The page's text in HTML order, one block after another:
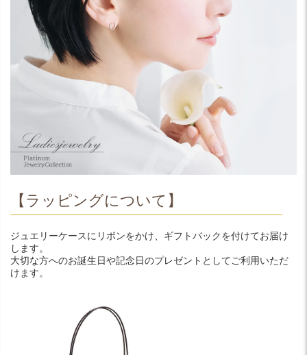
【ラッピングについて】
ジュエリーケースにリボンをかけ、ギフトバックを付けてお届け
します。
大切な方へのお誕生日や記念日のプレゼントとしてご利用いただ
けます。